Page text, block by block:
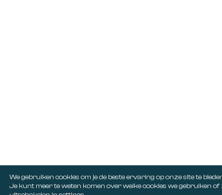
We gebruiken cookies om je de beste ervaring op onze site te
Je kunt meer te weten komen over welke cookies we gebruiken of